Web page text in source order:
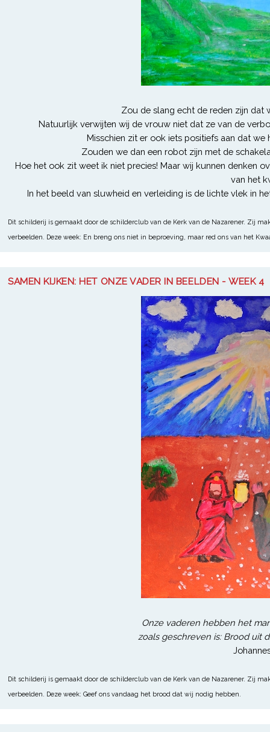
Zou de slang echt de reden zijn dat
Natuurlijk verwijten wij de vrouw niet dat ze van de
Misschien zit er ook iets positiefs aan dat
Zouden we dan een robot zijn met de
Hoe het ook zit weet ik niet precies! Maar wij kunnen denken
van het
In het beeld van sluwheid en verleiding is de lichte vlek in
Dit schilderij is gemaakt door de schilderclub van de Kerk van de Nazarener. Zij
verbeelden. Deze week: En breng ons niet in beproeving, maar red ons van het
SAMEN KIJKEN: HET ONZE VADER IN BEELDEN - WEEK 4
Onze vaderen hebben het
zoals geschreven is: Brood uit
Dit schilderij is gemaakt door de schilderclub van de Kerk van de Nazarener. Zij
verbeelden. Deze week: Geef ons vandaag het brood dat wij nodig hebben.